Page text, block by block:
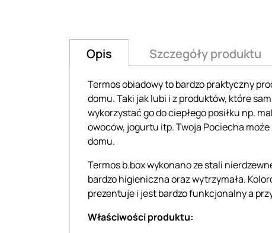
Opis Szczegóły produktu
Termos obiadowy to bardzo praktyczny
domu. Taki jak lubi i z produktów, które
wykorzystać go do ciepłego posiłku np.
owoców, jogurtu itp. Twoja Pociecha
domu.
Termos b.box wykonano ze stali
bardzo higieniczna oraz wytrzymała.
prezentuje i jest bardzo funkcjonalny a
Właściwości produktu: